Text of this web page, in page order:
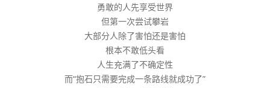
勇敢的人先享受世界
但第一次尝试攀岩
大部分人除了害怕还是害怕
根本不敢低头看
人生充满了不确定性
而“抱石只需要完成一条路线就成功了”